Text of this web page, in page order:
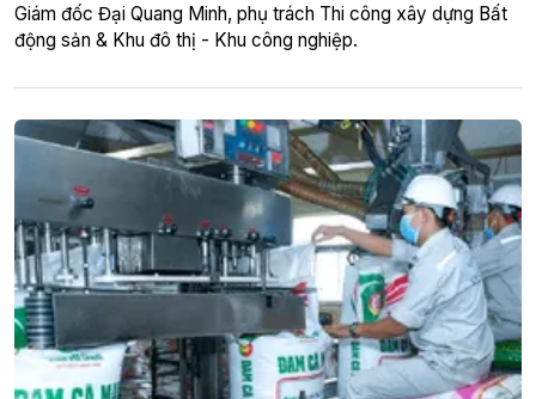
Giám đốc Đại Quang Minh, phụ trách Thi công xây dựng Bất
động sản & Khu đô thị - Khu công nghiệp.